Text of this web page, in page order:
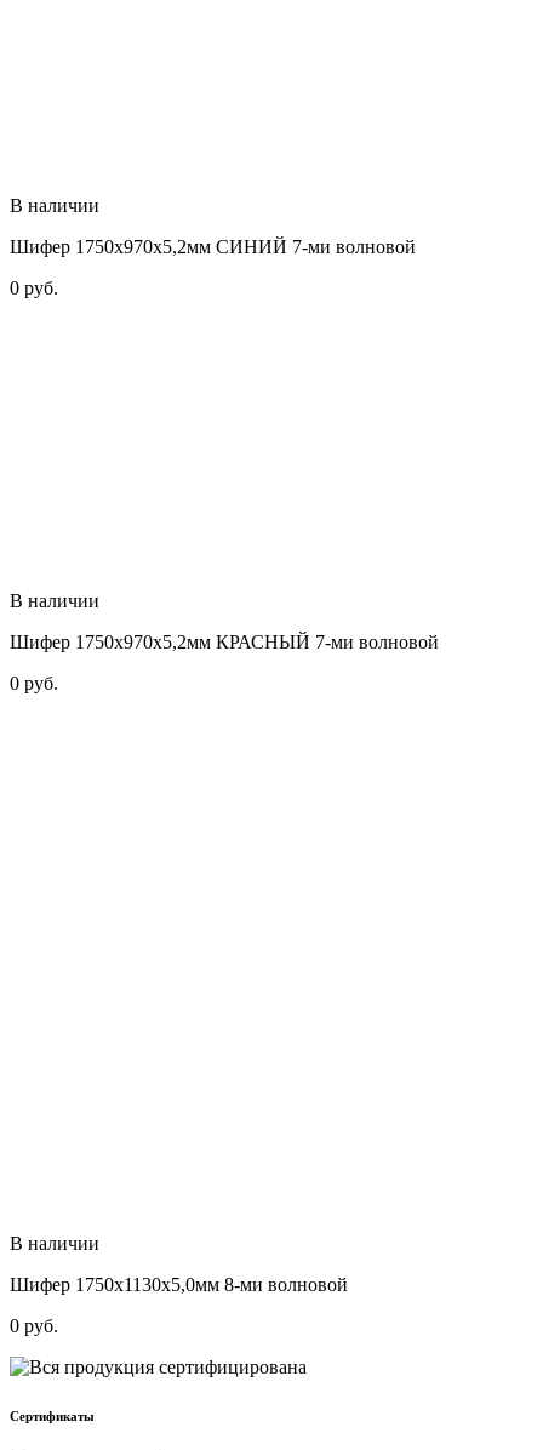
В наличии
Шифер 1750х970х5,2мм СИНИЙ 7-ми волновой
0 руб.
В наличии
Шифер 1750х970х5,2мм КРАСНЫЙ 7-ми волновой
0 руб.
В наличии
Шифер 1750х1130х5,0мм 8-ми волновой
0 руб.
Сертификаты